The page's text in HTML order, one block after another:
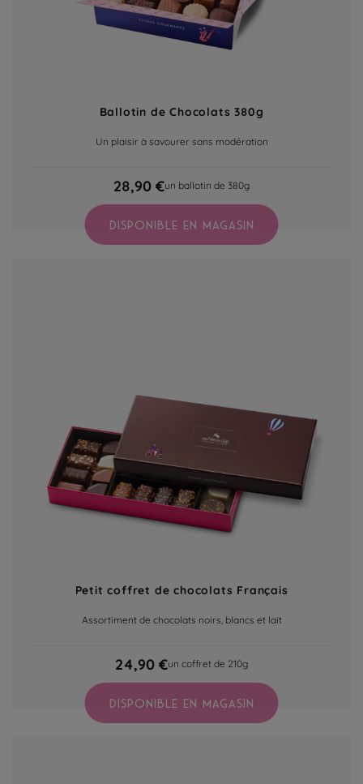
Ballotin de Chocolats 380g
Un plaisir à savourer sans modération
28,90 €un ballotin de 380g
DISPONIBLE EN MAGASIN
Petit coffret de chocolats Français
Assortiment de chocolats noirs, blancs et lait
24,90 €un coffret de 210g
DISPONIBLE EN MAGASIN